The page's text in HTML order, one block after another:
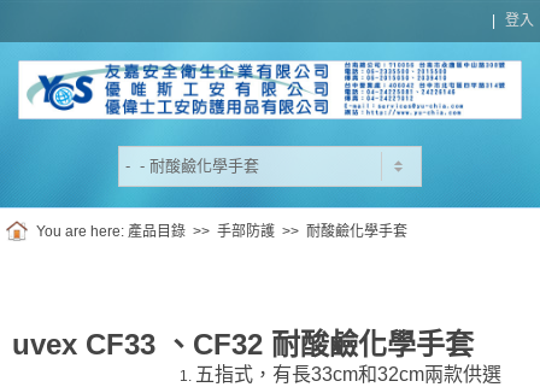
登入
You are here: 產品目錄 >> 手部防護 >> 耐酸鹼化學手套
uvex CF33 、CF32 耐酸鹼化學手套
五指式，有長33cm和32cm兩款供選